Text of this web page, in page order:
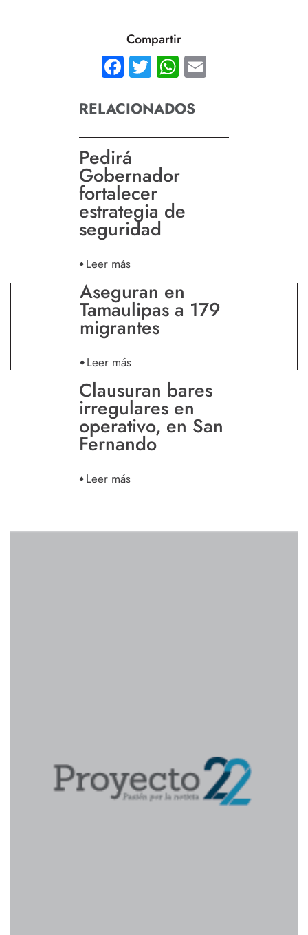
Compartir
Facebook
TwitterWhatsApp
RELACIONADOS
Pedirá
Gobernador
fortalecer
estrategia de
seguridad
Leer más
Aseguran en
Tamaulipas a 179
migrantes
Leer más
Clausuran bares
irregulares en
operativo, en San
Fernando
Leer más